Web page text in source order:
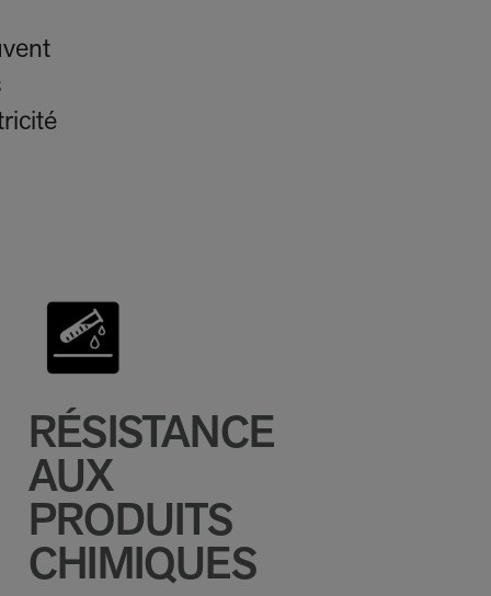
RÉSISTANCE
AUX
PRODUITS
CHIMIQUES